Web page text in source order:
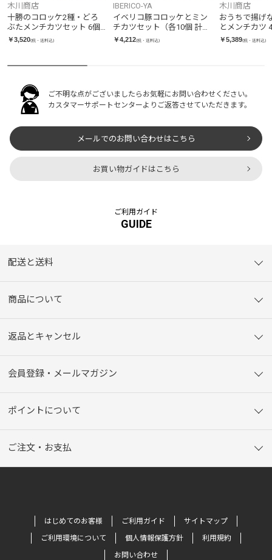
木川商店
十勝のコロッケ2種・どろ
ぶたメンチカツセット 6個
入
￥3,520(税・送料込)
IBERICO-YA
イベリコ豚コロッケとミン
チカツセット（各10個 計20
個入り）
￥4,212(税・送料込)
木川商店
おうちで揚げ
とメンチカツ
￥5,389(税・送料込)
ご不明な点がございましたらお気軽にお問い合わせください。
カスタマーサポートセンターよりご返答させていただきます。
メールでのお問い合わせはこちら
お買い物ガイドはこちら
ご利用ガイド
GUIDE
配送と送料
商品について
返品とキャンセル
会員登録・メールマガジン
ポイントについて
ご注文・お支払
はじめてのお客様 ご利用ガイド
サイトマップ
ご利用環境について
個人情報保護方針
利用規約
お問い合わせ